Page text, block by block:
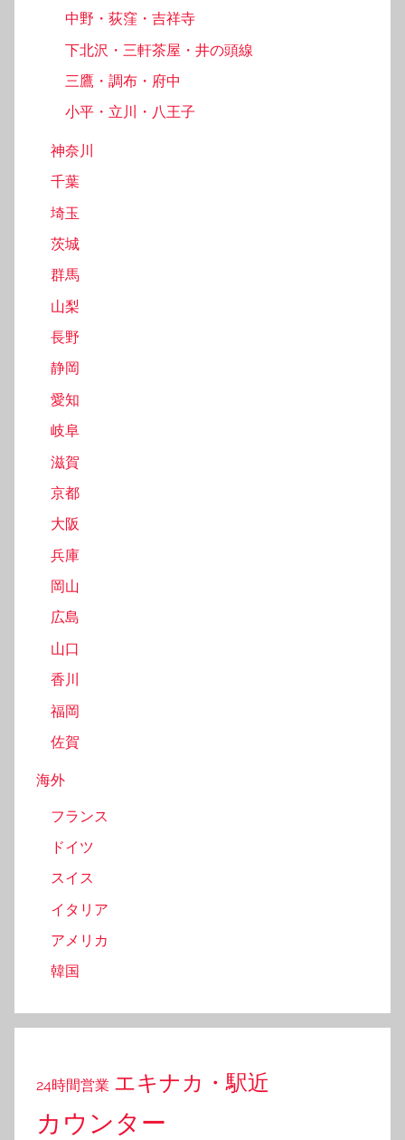
中野・荻窪・吉祥寺
下北沢・三軒茶屋・井の頭線
三鷹・調布・府中
小平・立川・八王子
神奈川
千葉
埼玉
茨城
群馬
山梨
長野
静岡
愛知
岐阜
滋賀
京都
大阪
兵庫
岡山
広島
山口
香川
福岡
佐賀
海外
フランス
ドイツ
スイス
イタリア
アメリカ
韓国
24時間営業 エキナカ・駅近
カウンター